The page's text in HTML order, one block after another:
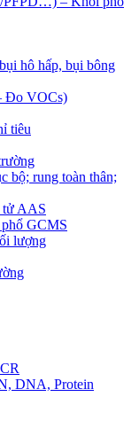
hô hấp, bụi bông
Đo VOCs)
tiêu
bộ; rung toàn thân;
tử AAS
GCMS
lượng
DNA, Protein